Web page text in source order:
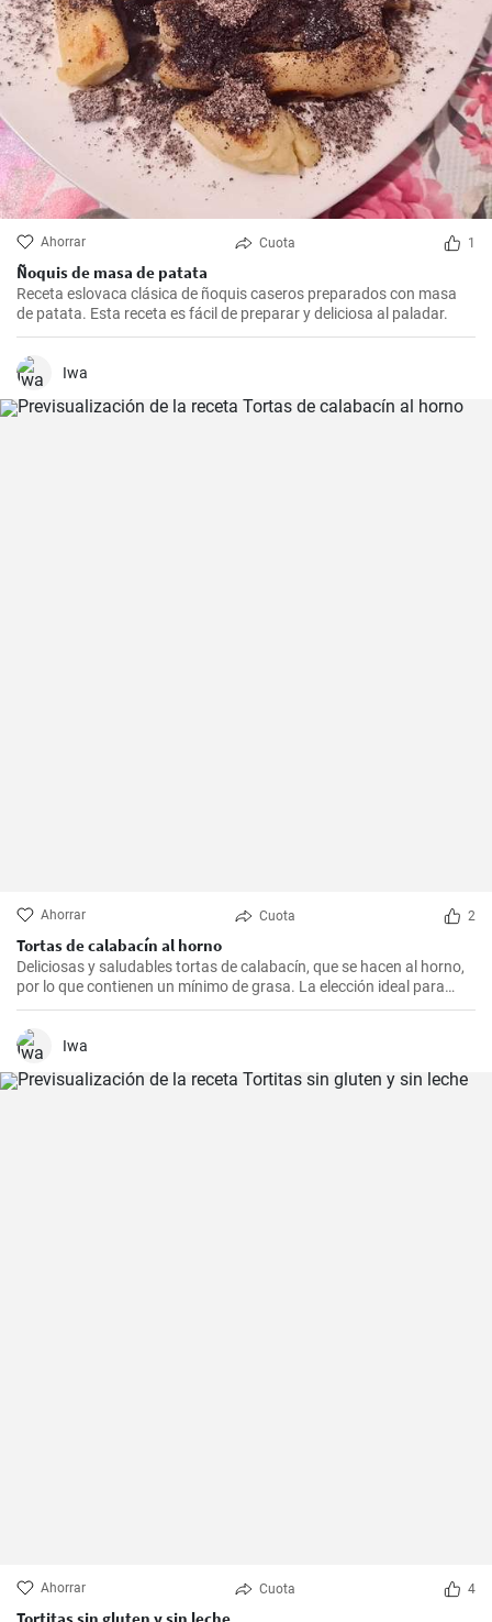
Ahorrar Cuota 1
Ñoquis de masa de patata
Receta eslovaca clásica de ñoquis caseros preparados con masa
de patata. Esta receta es fácil de preparar y deliciosa al paladar.
Iwa
Ahorrar Cuota 2
Tortas de calabacín al horno
Deliciosas y saludables tortas de calabacín, que se hacen al horno,
por lo que contienen un mínimo de grasa. La elección ideal para
vegetarianos y para todos aquellos que se esfuerzan por comer de
manera más saludable y diversa.
Iwa
Ahorrar Cuota 4